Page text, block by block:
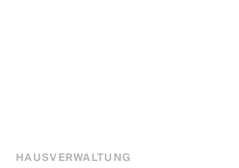
HAUSVERWALTUNG